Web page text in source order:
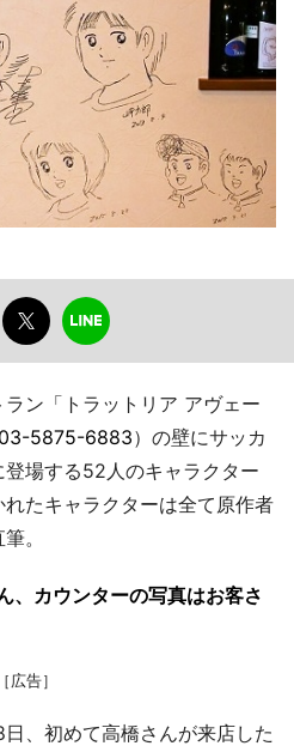
ン「トラットリア アヴェー
03-5875-6883）の壁にサッカ
場する52人のキャラクター
たキャラクターは全て原作者
。
、カウンターの写真はお客さ
［広告］
、初めて高橋さんが来店した